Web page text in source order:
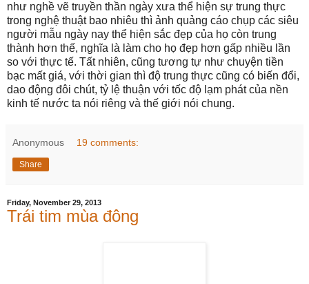
như nghề vẽ truyền thần ngày xưa thể hiện sự trung thực
trong nghệ thuật bao nhiêu thì ảnh quảng cáo chụp các siêu
người mẫu ngày nay thể hiện sắc đẹp của họ còn trung
thành hơn thế, nghĩa là làm cho họ đẹp hơn gấp nhiều lần
so với thực tế. Tất nhiên, cũng tương tự như chuyện tiền
bạc mất giá, với thời gian thì độ trung thực cũng có biến đổi,
dao động đôi chút, tỷ lệ thuận với tốc độ lạm phát của nền
kinh tế nước ta nói riêng và thế giới nói chung.
Anonymous 19 comments:
Share
Friday, November 29, 2013
Trái tim mùa đông